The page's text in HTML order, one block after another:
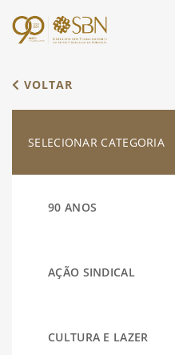
VOLTAR
SELECIONAR CATEGORIA
90 ANOS
AÇÃO SINDICAL
CULTURA E LAZER